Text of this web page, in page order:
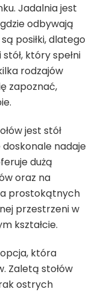
Jadalnia jest
odbywają
posiłki, dlatego
który spełni
rodzajów
zapoznać,
jest stół
nadaje
dużą
oraz na
prostokątnych
przestrzeni w
kształcie.
która
Zaletą stołów
ostrych